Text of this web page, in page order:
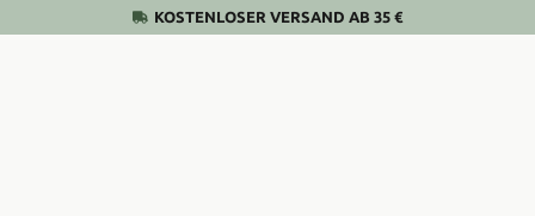
KOSTENLOSER VERSAND AB 35 €